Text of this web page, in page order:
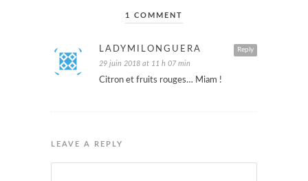
1 COMMENT
Reply
LADYMILONGUERA
29 juin 2018 at 11 h 07 min
Citron et fruits rouges… Miam !
LEAVE A REPLY